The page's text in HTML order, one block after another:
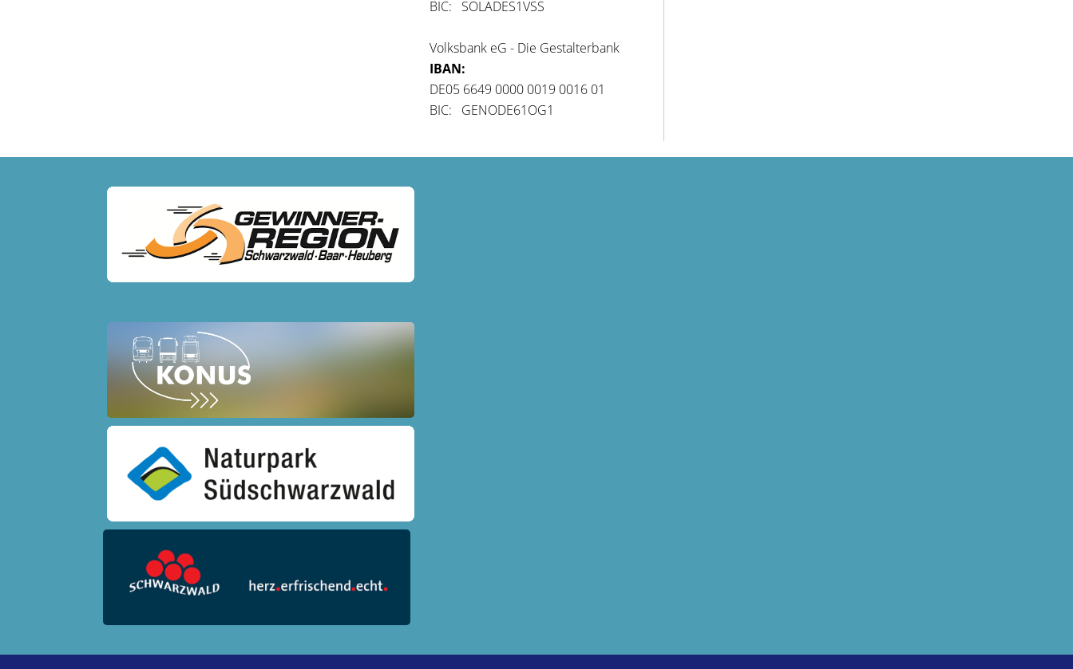
BIC: SOLADES1VSS
Volksbank eG - Die Gestalterbank
IBAN:
DE05 6649 0000 0019 0016 01
BIC: GENODE61OG1